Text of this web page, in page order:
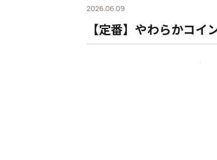
2026.06.09
【定番】やわらかコ